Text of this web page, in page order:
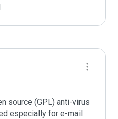
source (GPL) anti-virus
especially for e-mail